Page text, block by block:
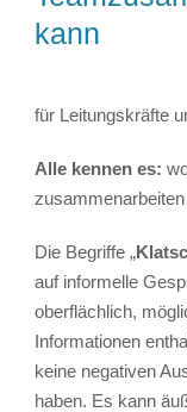
kann
für Leitungskräfte
Alle kennen es:
Die Begriffe „
auf informelle
oberflächlich,
Informationen
keine negativen
haben. Es kann